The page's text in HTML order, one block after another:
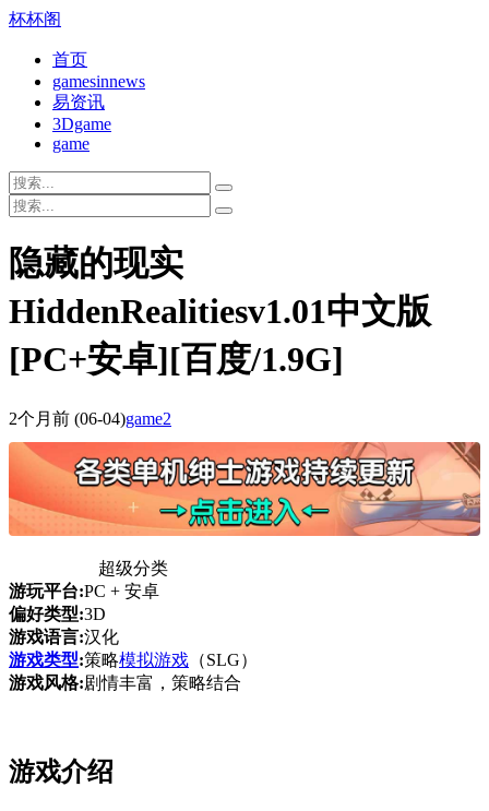
杯杯阁
首页
gamesinnews
易资讯
3Dgame
game
隐藏的现实
HiddenRealitiesv1.01中文版
[PC+安卓][百度/1.9G]
2个月前 (06-04)game2
超级分类
游玩平台:PC + 安卓
偏好类型:3D
游戏语言:汉化
游戏类型:策略模拟游戏 （SLG）
游戏风格:剧情丰富，策略结合
游戏介绍